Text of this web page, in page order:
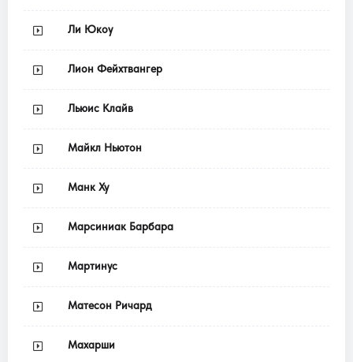
Ли Юкоу
Лион Фейхтвангер
Льюис Клайв
Майкл Ньютон
Манк Ху
Марсиниак Барбара
Мартинус
Матесон Ричард
Махарши